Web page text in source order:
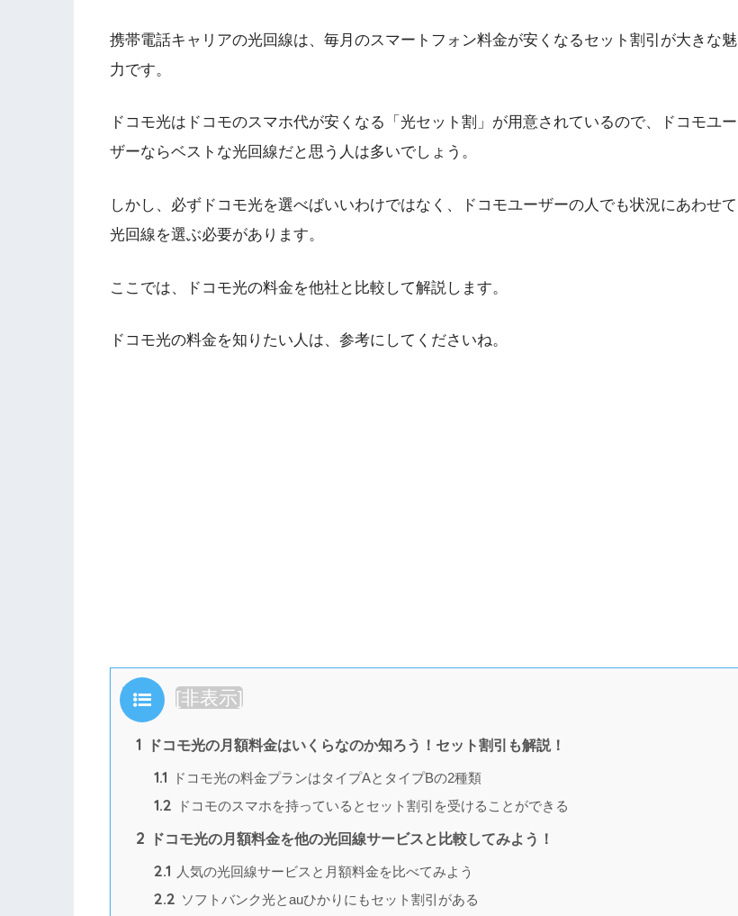
携帯電話キャリアの光回線は、毎月のスマートフォン料金が安くなるセット割引が大きな魅
力です。
ドコモ光はドコモのスマホ代が安くなる「光セット割」が用意されているので、ドコモユー
ザーならベストな光回線だと思う人は多いでしょう。
しかし、必ずドコモ光を選べばいいわけではなく、ドコモユーザーの人でも状況にあわせて
光回線を選ぶ必要があります。
ここでは、ドコモ光の料金を他社と比較して解説します。
ドコモ光の料金を知りたい人は、参考にしてくださいね。
目次 [非表示]
1 ドコモ光の月額料金はいくらなのか知ろう！セット割引も解説！
1.1 ドコモ光の料金プランはタイプAとタイプBの2種類
1.2 ドコモのスマホを持っているとセット割引を受けることができる
2 ドコモ光の月額料金を他の光回線サービスと比較してみよう！
2.1 人気の光回線サービスと月額料金を比べてみよう
2.2 ソフトバンク光とauひかりにもセット割引がある